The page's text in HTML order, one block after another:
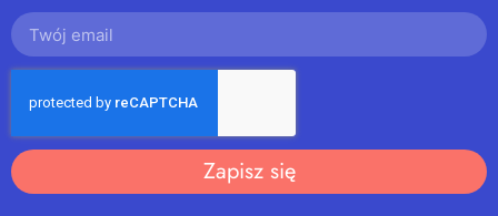
Zapisz się